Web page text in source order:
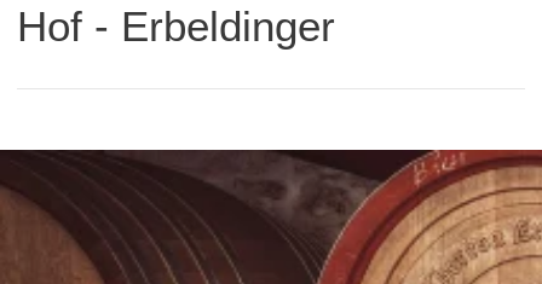
Hof - Erbeldinger